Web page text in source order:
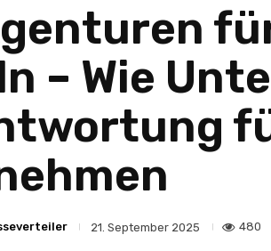
– Wie
21. September 2025 480